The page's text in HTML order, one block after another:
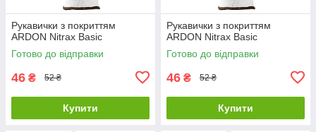
Рукавички з покриттям
ARDON Nitrax Basic
Готово до відправки
46 ₴ 52 ₴
Купити
Рукавички з покриттям
ARDON Nitrax Basic
Готово до відправки
46 ₴ 52 ₴
Купити